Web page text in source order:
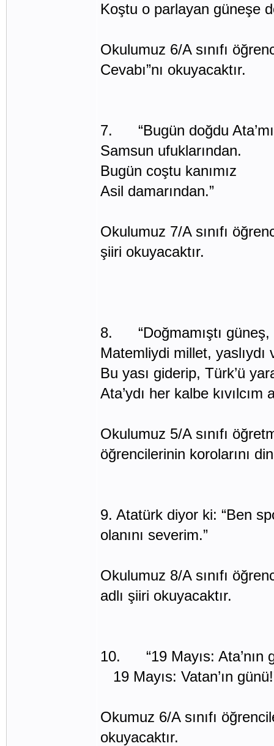
Koştu o parlayan güneşe
Okulumuz 6/A sınıfı
Cevabı”nı okuyacaktır.
7. “Bugün doğdu
Samsun ufuklarından.
Bugün coştu kanımız
Asil damarından.”
Okulumuz 7/A sınıfı
şiiri okuyacaktır.
8. “Doğmamıştı güneş,
Matemliydi millet, yaslıydı
Bu yası giderip, Türk’ü
Ata’ydı her kalbe kıvılcım
Okulumuz 5/A sınıfı
öğrencilerinin korolarını
9. Atatürk diyor ki: “Ben
olanını severim.”
Okulumuz 8/A sınıfı
adlı şiiri okuyacaktır.
10. “19 Mayıs: Ata’nın
19 Mayıs: Vatan’ın
Okumuz 6/A sınıfı
okuyacaktır.